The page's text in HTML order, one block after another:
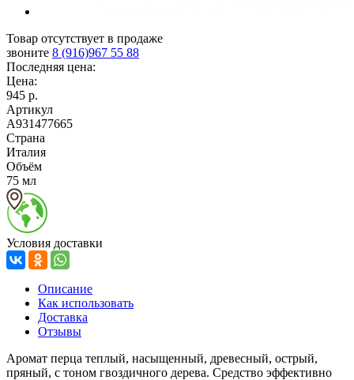
Товар отсутствует в продаже
звоните 8 (916)967 55 88
Последняя цена:
Цена:
945 р.
Артикул
A931477665
Страна
Италия
Объём
75 мл
Условия доставки
Описание
Как использовать
Доставка
Отзывы
Аромат перца теплый, насыщенный, древесный, острый,
пряный, с тоном гвоздичного дерева. Средство эффективно